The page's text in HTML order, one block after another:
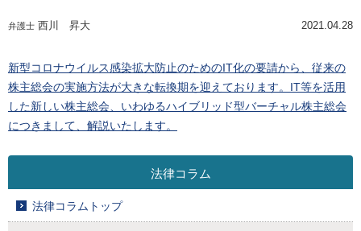
o
弁護士 西川 昇大 2021.04.28
新型コロナウイルス感染拡大防止のためのIT化の要請から、従来の
株主総会の実施方法が大きな転換期を迎えております。IT等を活用
した新しい株主総会、いわゆるハイブリッド型バーチャル株主総会
につきまして、解説いたします。
法律コラム
法律コラムトップ